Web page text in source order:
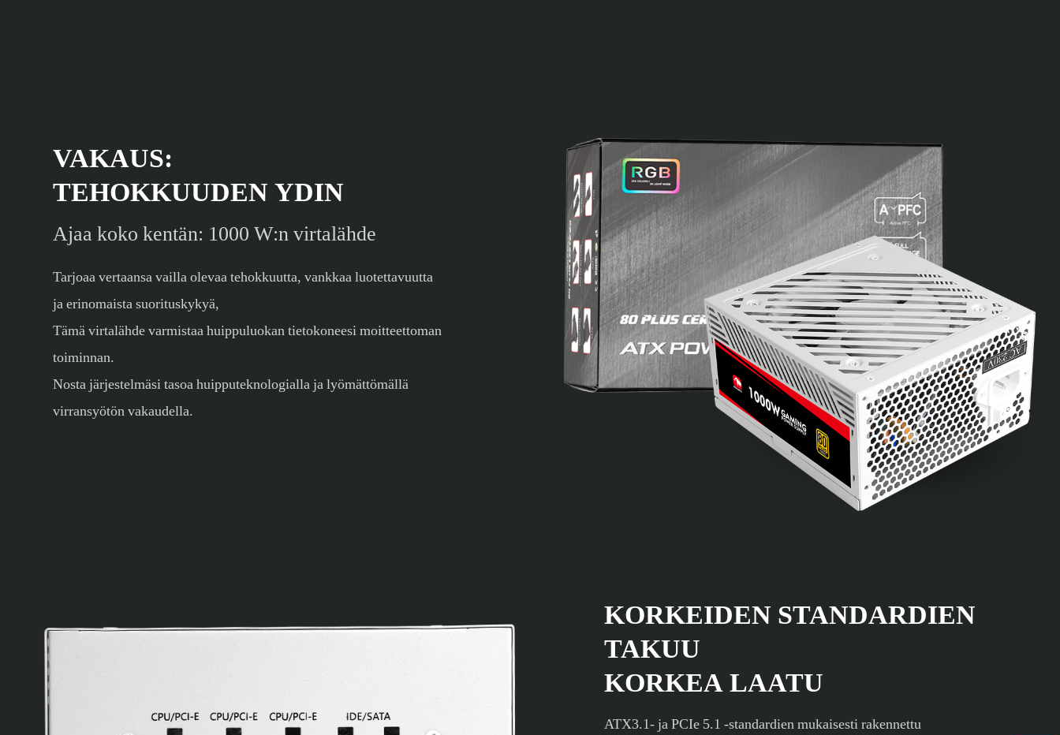
VAKAUS:
TEHOKKUUDEN YDIN
Ajaa koko kentän: 1000 W:n virtalähde
Tarjoaa vertaansa vailla olevaa tehokkuutta, vankkaa luotettavuutta
ja erinomaista suorituskykyä,
Tämä virtalähde varmistaa huippuluokan tietokoneesi moitteettoman
toiminnan.
Nosta järjestelmäsi tasoa huipputeknologialla ja lyömättömällä
virransyötön vakaudella.
KORKEIDEN STANDARDIEN
TAKUU
KORKEA LAATU
ATX3.1- ja PCIe 5.1 -standardien mukaisesti rakennettu